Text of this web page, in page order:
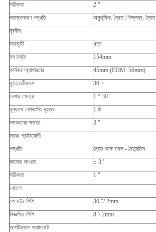
সঠিকতা
2 "
সনাক্তকরণ পদ্ধতি
অনুভূমিক: দ্বৈত / উল্লম্ব: দ্বৈত
দূরবীন
ভাবমূর্তি
খাড়া
নল দৈর্ঘ্য
154mm
কার্যকর অ্যাপারচার
45mm (EDM: 50mm)
বৃহত্তরীকরণ
30 ×
দেখার ক্ষেত্র
1 ° 30 '
নূন্যতম ফোকাসিং দূরত্ব
1 মি
সমাধানের ক্ষমতা
3 "
স্বয়ং প্রতিযোগী
পদ্ধতি
দ্বৈত অক্ষ তরল - বৈদ্যুতিন
কাজের আওতা
± 3 '
সঠিকতা
1 "
বোতল
প্লেটের শিশি
30 "/ 2mm
বিজ্ঞপ্তি শিশি
8 '/ 2mm
অপটিক্যাল প্লামমেট